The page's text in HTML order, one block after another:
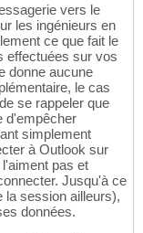
vers le
les ingénieurs en
ce que fait le
effectuées sur vos
donne aucune
le cas
se rappeler que
d'empêcher
simplement
à Outlook sur
pas et
Jusqu'à ce
la session ailleurs),
données.